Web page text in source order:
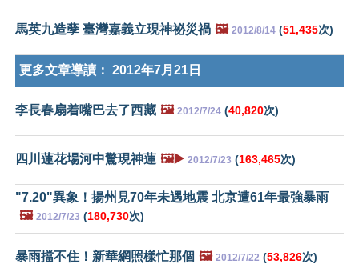
馬英九造孽 臺灣嘉義立現神祕災禍 🖼️ 2012/8/14 (51,435次)
更多文章導讀： 2012年7月21日
李長春扇着嘴巴去了西藏 🖼️ 2012/7/24 (40,820次)
四川蓮花場河中驚現神蓮 🖼️▶️ 2012/7/23 (163,465次)
"7.20"異象！揚州見70年未遇地震 北京遭61年最強暴雨
🖼️ 2012/7/23 (180,730次)
暴雨擋不住！新華網照樣忙那個 🖼️ 2012/7/22 (53,826次)